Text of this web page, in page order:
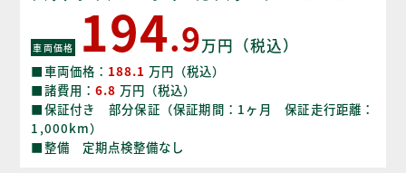
車両価格 194.9万円（税込）
■車両価格： 188.1 万円（税込）
■諸費用： 6.8 万円（税込）
■保証付き 部分保証（保証期間：1ヶ月 保証走行距離：
1,000km）
■整備 定期点検整備なし